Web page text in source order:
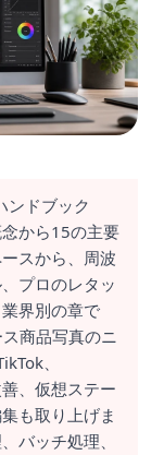
ンドブック
から15の主要
スから、周波
プロのレタッ
界別の章で
商品写真のニ
、
、仮想ステー
も取り上げま
バッチ処理、